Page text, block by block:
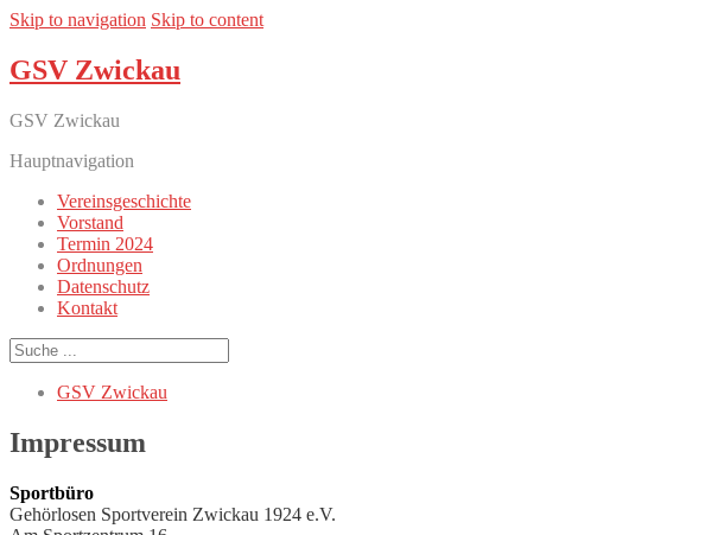
Skip to navigation Skip to content
GSV Zwickau
GSV Zwickau
Hauptnavigation
Vereinsgeschichte
Vorstand
Termin 2024
Ordnungen
Datenschutz
Kontakt
GSV Zwickau
Impressum
Sportbüro
Gehörlosen Sportverein Zwickau 1924 e.V.